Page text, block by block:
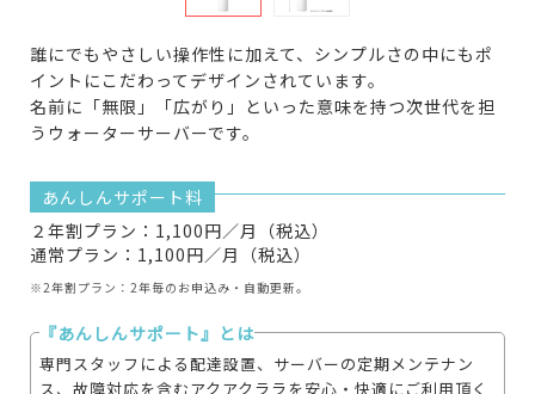
誰にでもやさしい操作性に加えて、シンプルさの中にもポ
イントにこだわってデザインされています。
名前に「無限」「広がり」といった意味を持つ次世代を担
うウォーターサーバーです。
あんしんサポート料
２年割プラン：1,100円／月（税込）
通常プラン：1,100円／月（税込）
※2年割プラン：2年毎のお申込み・自動更新。
『あんしんサポート』とは
専門スタッフによる配達設置、サーバーの定期メンテナン
ス、故障対応を含むアクアクララを安心・快適にご利用頂く